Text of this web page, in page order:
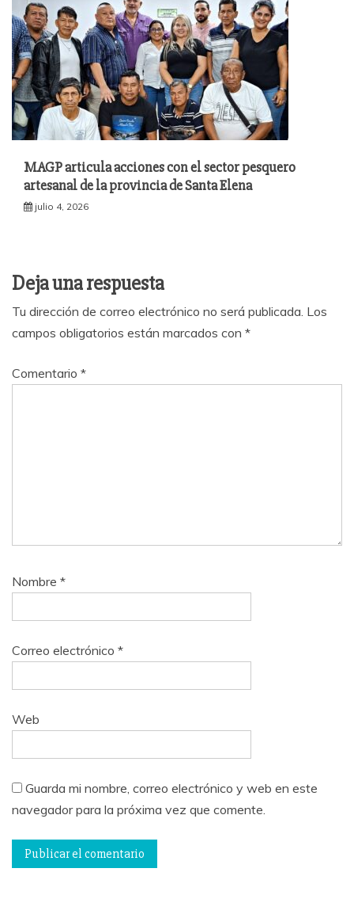
MAGP articula acciones con el sector pesquero
artesanal de la provincia de Santa Elena
julio 4, 2026
Deja una respuesta
Tu dirección de correo electrónico no será publicada. Los
campos obligatorios están marcados con *
Comentario *
Nombre *
Correo electrónico *
Web
Guarda mi nombre, correo electrónico y web en este
navegador para la próxima vez que comente.